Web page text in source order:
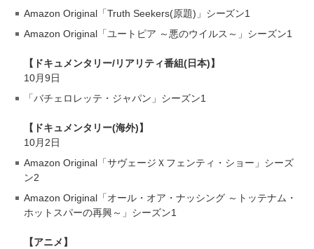
Amazon Original「Truth Seekers(原題)」シーズン1
Amazon Original「ユートピア ～悪のウイルス～」シーズン1
【ドキュメンタリー/リアリティ番組(日本)】
10月9日
「バチェロレッテ・ジャパン」シーズン1
【ドキュメンタリー(海外)】
10月2日
Amazon Original「サヴェージＸフェンティ・ショー」シーズ
ン2
Amazon Original「オール・オア・ナッシング ～トッテナム・
ホットスパーの再興～」シーズン1
【アニメ】